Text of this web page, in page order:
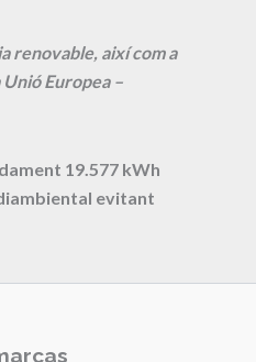
renovable, així com a
Europea –
19.577 kWh
evitant